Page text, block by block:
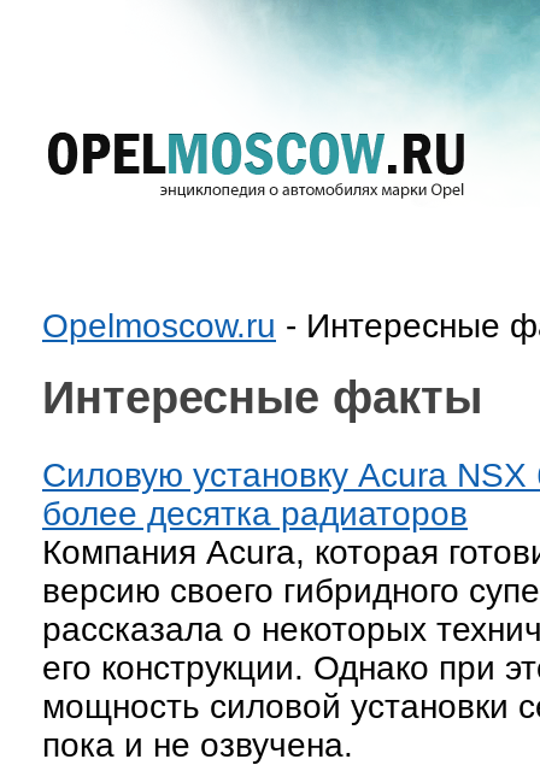
Opelmoscow.ru - Интересные
Интересные факты
Силовую установку Acura NSX
более десятка радиаторов
Компания Acura, которая
версию своего гибридного
рассказала о некоторых
его конструкции. Однако при
мощность силовой установки
пока и не озвучена.